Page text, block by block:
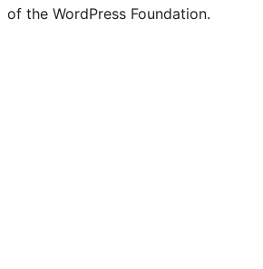
of the WordPress Foundation.